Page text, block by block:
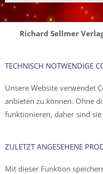
Richard Sellmer
TECHNISCH NOTWENDIGE
Unsere Website verwendet
anbieten zu können. Ohne
funktionieren, daher sind
ZULETZT ANGESEHENE
Mit dieser Funktion